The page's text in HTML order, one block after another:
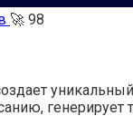
🚀 98
генерирует